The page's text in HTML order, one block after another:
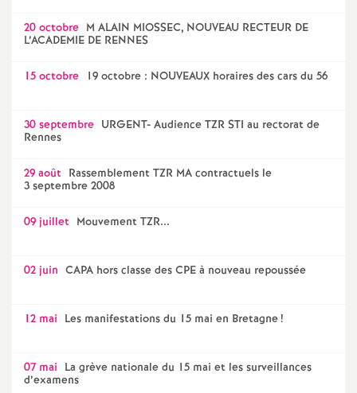
20 octobre M ALAIN MIOSSEC, NOUVEAU RECTEUR DE
L’ACADEMIE DE RENNES
15 octobre 19 octobre : NOUVEAUX horaires des cars du 56
30 septembre URGENT- Audience TZR STI au rectorat de
Rennes
29 août Rassemblement TZR MA contractuels le
3 septembre 2008
09 juillet Mouvement TZR...
02 juin CAPA hors classe des CPE à nouveau repoussée
12 mai Les manifestations du 15 mai en Bretagne!
07 mai La grève nationale du 15 mai et les surveillances
d’examens